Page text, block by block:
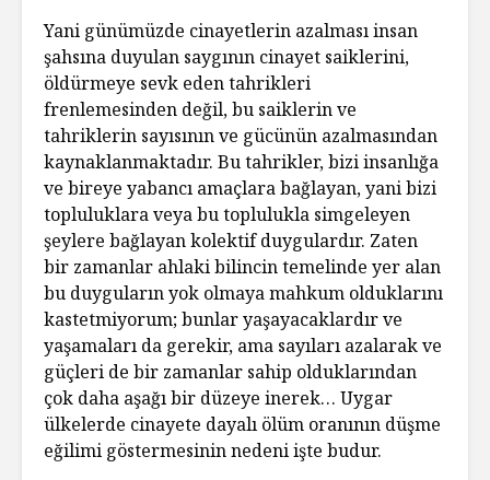
Yani günümüzde cinayetlerin azalması insan
şahsına duyulan saygının cinayet saiklerini,
öldürmeye sevk eden tahrikleri
frenlemesinden değil, bu saiklerin ve
tahriklerin sayısının ve gücünün azalmasından
kaynaklanmaktadır. Bu tahrikler, bizi insanlığa
ve bireye yabancı amaçlara bağlayan, yani bizi
topluluklara veya bu toplulukla simgeleyen
şeylere bağlayan kolektif duygulardır. Zaten
bir zamanlar ahlaki bilincin temelinde yer alan
bu duyguların yok olmaya mahkum olduklarını
kastetmiyorum; bunlar yaşayacaklardır ve
yaşamaları da gerekir, ama sayıları azalarak ve
güçleri de bir zamanlar sahip olduklarından
çok daha aşağı bir düzeye inerek… Uygar
ülkelerde cinayete dayalı ölüm oranının düşme
eğilimi göstermesinin nedeni işte budur.